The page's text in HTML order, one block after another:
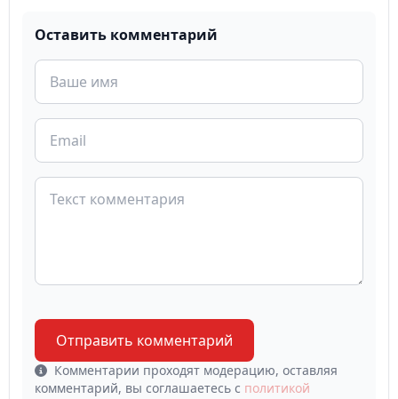
Оставить комментарий
Отправить комментарий
Комментарии проходят модерацию, оставляя
комментарий, вы соглашаетесь с политикой